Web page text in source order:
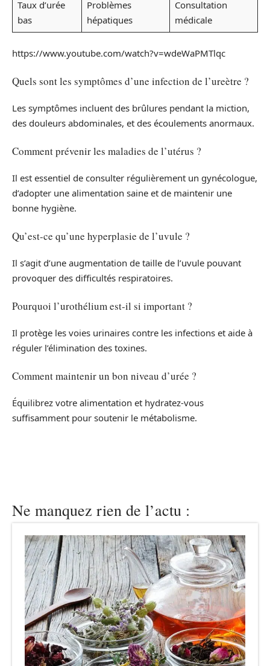
Taux d’urée
bas
Problèmes
hépatiques
Consultation
médicale
https://www.youtube.com/watch?v=wdeWaPMTlqc
Quels sont les symptômes d’une infection de l’ureètre ?
Les symptômes incluent des brûlures pendant la miction,
des douleurs abdominales, et des écoulements anormaux.
Comment prévenir les maladies de l’utérus ?
Il est essentiel de consulter régulièrement un gynécologue,
d’adopter une alimentation saine et de maintenir une
bonne hygiène.
Qu’est-ce qu’une hyperplasie de l’uvule ?
Il s’agit d’une augmentation de taille de l’uvule pouvant
provoquer des difficultés respiratoires.
Pourquoi l’urothélium est-il si important ?
Il protège les voies urinaires contre les infections et aide à
réguler l’élimination des toxines.
Comment maintenir un bon niveau d’urée ?
Équilibrez votre alimentation et hydratez-vous
suffisamment pour soutenir le métabolisme.
Ne manquez rien de l’actu :